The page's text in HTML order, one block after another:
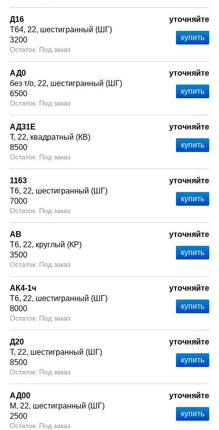
Д16
Т64 22 шестигранный (ШГ)
3200
Под заказ
уточняйте
АД0
без т/о 22 шестигранный (ШГ)
6500
Под заказ
уточняйте
АД31Е
Т 22 квадратный (КВ)
8500
Под заказ
уточняйте
1163
Т6 22 шестигранный (ШГ)
7000
Под заказ
уточняйте
АВ
Т6 22 круглый (КР)
3500
Под заказ
уточняйте
АК4-1ч
Т6 22 шестигранный (ШГ)
8000
Под заказ
уточняйте
Д20
Т 22 шестигранный (ШГ)
8500
Под заказ
уточняйте
АД00
М
22 шестигранный (ШГ)
2500
Под заказ
уточняйте